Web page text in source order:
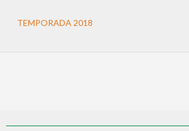
TEMPORADA 2018